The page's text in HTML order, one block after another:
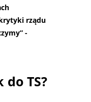
rządu
-
TS?